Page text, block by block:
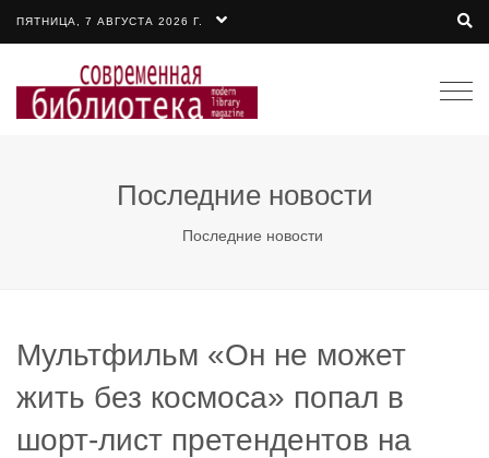
ПЯТНИЦА, 7 АВГУСТА 2026 Г.
Последние новости
Последние новости
Мультфильм «Он не может
жить без космоса» попал в
шорт-лист претендентов на